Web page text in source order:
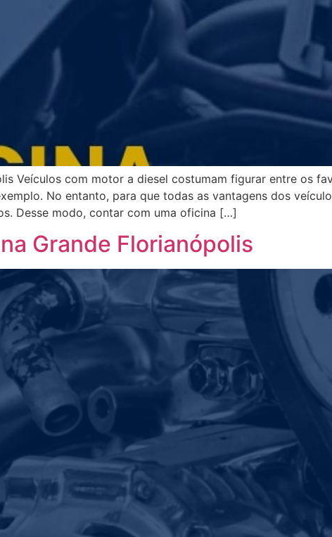
Veículos com motor a diesel costumam figurar entre os
No entanto, para que todas as vantagens dos
Desse modo, contar com uma oficina […]
Grande Florianópolis